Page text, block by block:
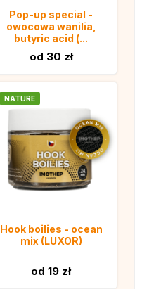
Pop-up special -
owocowa wanilia,
butyric acid (...
od 30 zł
NATURE
Hook boilies - ocean
mix (LUXOR)
od 19 zł